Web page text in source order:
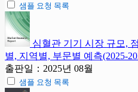
샘플 요청 목록
심혈관 기기 시장 규모,
별, 지역별, 부문별 예측(2025-
출판일：2025년 08월
샘플 요청 목록